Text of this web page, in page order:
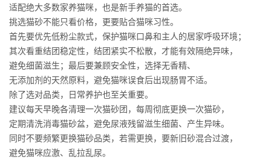
适配绝大多数家养猫咪，也是新手养猫的首选。
挑选猫砂不能只看价格，更要贴合猫咪习性。
首先要优先低粉尘款式，保护猫咪口鼻和主人的居家呼吸环境；
其次看重结团稳定性，结团紧实不松散，才能有效隔绝异味，
避免细菌滋生；最后要兼顾安全性，选择无香精、
无添加剂的天然原料，避免猫咪误食后出现肠胃不适。
除了选对品类，日常养护也至关重要。
建议每天早晚各清理一次猫砂团，每周彻底更换一次猫砂，
定期清洗消毒猫砂盆，避免尿液残留滋生细菌、产生异味。
同时不要频繁更换猫砂品类，若需更换，要新旧砂混合过渡，
避免猫咪应激、乱拉乱尿。